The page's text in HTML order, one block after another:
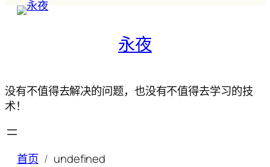
永夜
没有不值得去解决的问题，也没有不值得去学习的技
术！
首页 undefined